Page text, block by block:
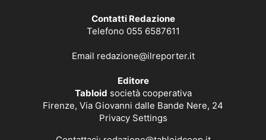
Contatti Redazione
Telefono 055 6587611
Email redazione@ilreporter.it
Editore
Tabloid società cooperativa
Firenze, Via Giovanni dalle Bande Nere, 24
Privacy Settings